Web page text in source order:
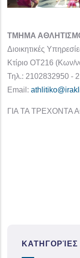
ΤΜΗΜΑ
Διοικητικές
Κτίριο ΟΤ216 (Κων/
Τηλ.: 2102832950 -
Email:
ΓΙΑ ΤΑ ΤΡΕΧΟΝΤΑ
ΚΑΤΗΓΟΡΊΕΣ